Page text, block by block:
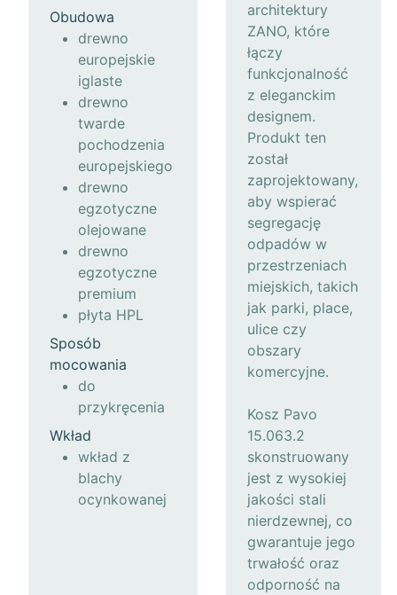
Obudowa
drewno
europejskie
iglaste
drewno
twarde
pochodzenia
europejskiego
drewno
egzotyczne
olejowane
drewno
egzotyczne
premium
płyta HPL
Sposób
mocowania
do
przykręcenia
Wkład
wkład z
blachy
ocynkowanej
architektury
ZANO, które
łączy
funkcjonalność
z eleganckim
designem.
Produkt ten
został
zaprojektowany,
aby wspierać
segregację
odpadów w
przestrzeniach
miejskich, takich
jak parki, place,
ulice czy
obszary
komercyjne.
Kosz Pavo
15.063.2
skonstruowany
jest z wysokiej
jakości stali
nierdzewnej, co
gwarantuje jego
trwałość oraz
odporność na